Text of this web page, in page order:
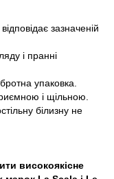
зазначеній
і пранні
упаковка.
і щільною.
білизну не
високоякісне